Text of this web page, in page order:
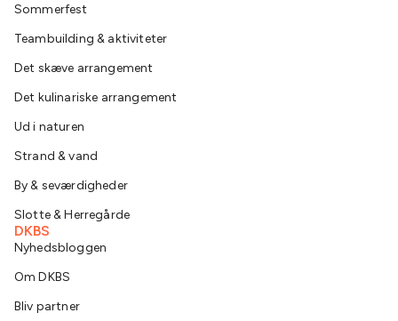
Sommerfest
Teambuilding & aktiviteter
Det skæve arrangement
Det kulinariske arrangement
Ud i naturen
Strand & vand
By & seværdigheder
Slotte & Herregårde
DKBS
Nyhedsbloggen
Om DKBS
Bliv partner